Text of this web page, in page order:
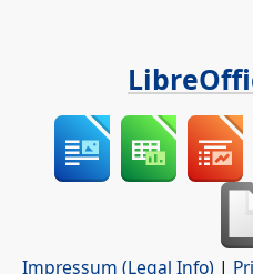
Impressum (Legal Info) |